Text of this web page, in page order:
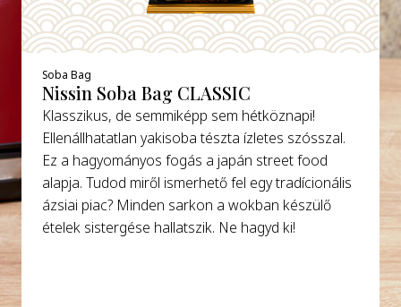
Soba Bag
Nissin Soba Bag CLASSIC
Klasszikus, de semmiképp sem hétköznapi!
Ellenállhatatlan yakisoba tészta ízletes szósszal.
Ez a hagyományos fogás a japán street food
alapja. Tudod miről ismerhető fel egy tradícionális
ázsiai piac? Minden sarkon a wokban készülő
ételek sistergése hallatszik. Ne hagyd ki!